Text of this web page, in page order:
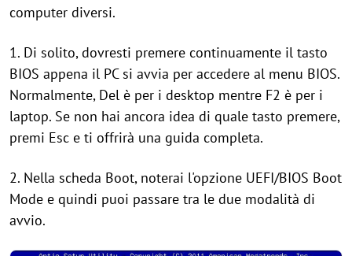
computer diversi.
1. Di solito, dovresti premere continuamente il tasto
BIOS appena il PC si avvia per accedere al menu BIOS.
Normalmente, Del è per i desktop mentre F2 è per i
laptop. Se non hai ancora idea di quale tasto premere,
premi Esc e ti offrirà una guida completa.
2. Nella scheda Boot, noterai l'opzione UEFI/BIOS Boot
Mode e quindi puoi passare tra le due modalità di
avvio.